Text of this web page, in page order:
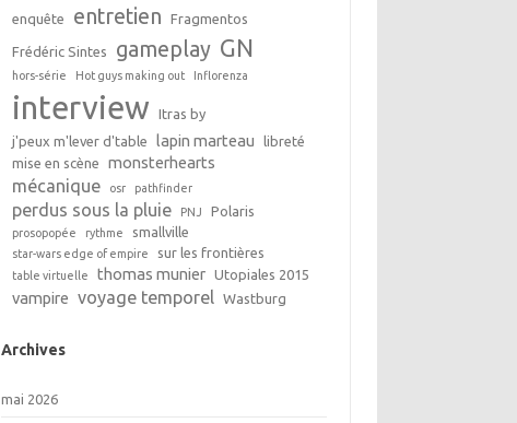
enquête entretien Fragmentos
Frédéric Sintes gameplay GN
hors-série Hot guys making out Inflorenza
interview
Itras by
j'peux m'lever d'table
lapin marteau
libreté
mise en scène
monsterhearts
mécanique osr pathfinder
perdus sous la pluie PNJ Polaris
prosopopée rythme smallville
star-wars edge of empire sur les frontières
table virtuelle thomas munier Utopiales 2015
vampire voyage temporel Wastburg
Archives
mai 2026